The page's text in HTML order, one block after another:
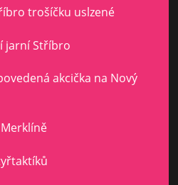
trošíčku uslzené
jarní Stříbro
akcička na Nový